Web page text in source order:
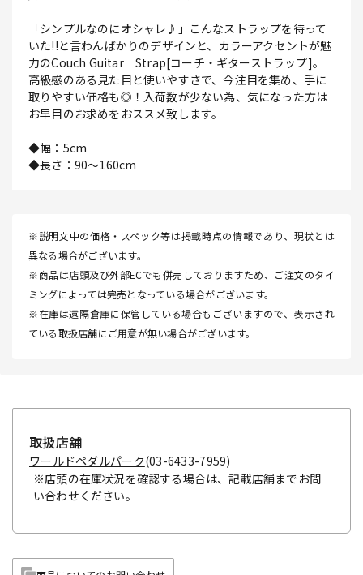
「シンプルなのにオシャレ♪」こんなストラップを待って
いた!!と言わんばかりのデザインと、カラーアクセントが魅
力のCouch Guitar Strap[コーチ・ギターストラップ]。
高級感のある見た目と使いやすさで、今注目を集め、手に
取りやすい価格も◎！入荷数が少ない為、気になった方は
お早目のお求めをおススメ致します。
◆幅：5cm
◆長さ：90～160cm
※説明文中の価格・スペック等は掲載時点の情報であり、現状とは
異なる場合がございます。
※商品は店頭及び外部ECでも併売しておりますため、ご注文のタイ
ミングによっては完売となっている場合がございます。
※在庫は遠隔倉庫に保管している場合もございますので、表示され
ている取扱店舗にご用意が無い場合がございます。
取扱店舗
ワールドペダルパーク(03-6433-7959)
※店頭の在庫状況を確認する場合は、記載店舗までお問
い合わせください。